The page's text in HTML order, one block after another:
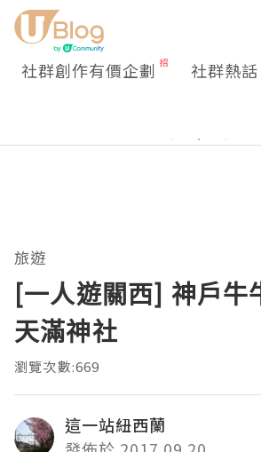
社群創作有價企劃 社群熱話
旅遊
[一人遊關西] 神戶牛
天滿神社
瀏覽次數:669
這一站紐西蘭